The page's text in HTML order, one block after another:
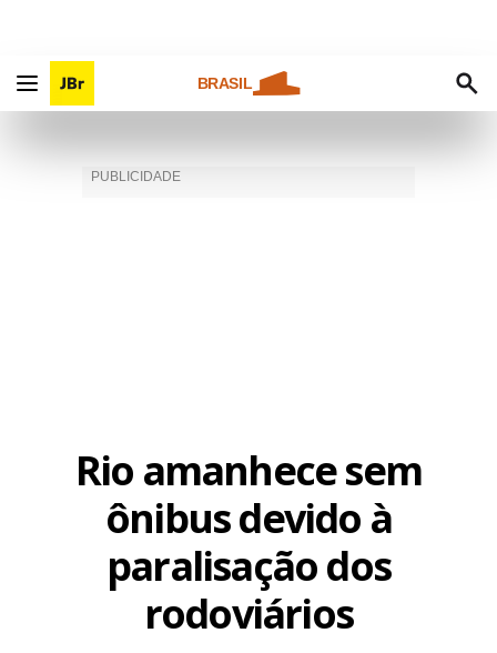
BRASIL
Rio amanhece sem
ônibus devido à
paralisação dos
rodoviários